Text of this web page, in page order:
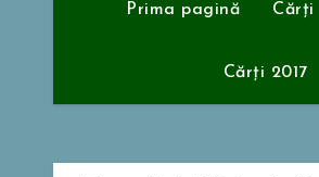
Prima pagină Cărți
Cărți 2017